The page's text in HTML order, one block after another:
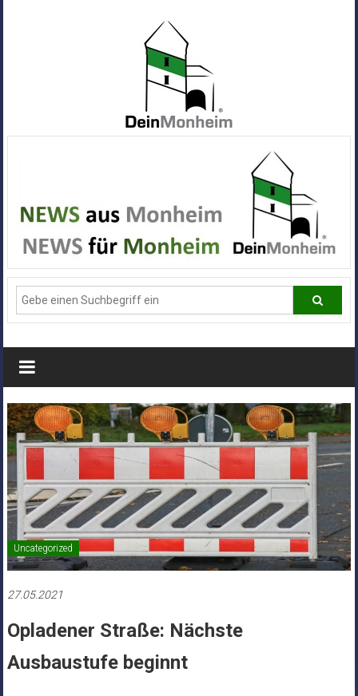
Alle
News
aus
Deiner
Stadt
Monheim
Uncategorized
27.05.2021
Opladener Straße: Nächste
Ausbaustufe beginnt